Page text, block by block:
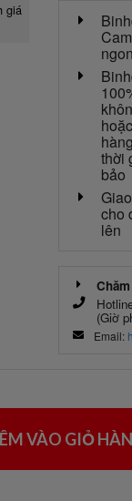
giá
thời
bảo
cho
lên
(Giờ
Email:
VÀO GIỎ